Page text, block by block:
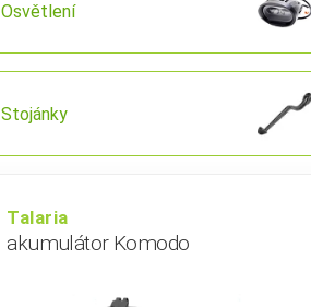
Osvětlení
Stojánky
Talaria
akumulátor Komodo